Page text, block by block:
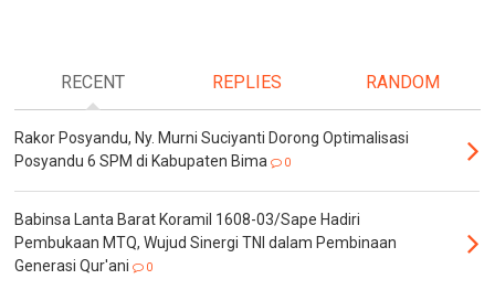
RECENT REPLIES RANDOM
Rakor Posyandu, Ny. Murni Suciyanti Dorong Optimalisasi
Posyandu 6 SPM di Kabupaten Bima
0
Babinsa Lanta Barat Koramil 1608-03/Sape Hadiri
Pembukaan MTQ, Wujud Sinergi TNI dalam Pembinaan
Generasi Qur'ani
0